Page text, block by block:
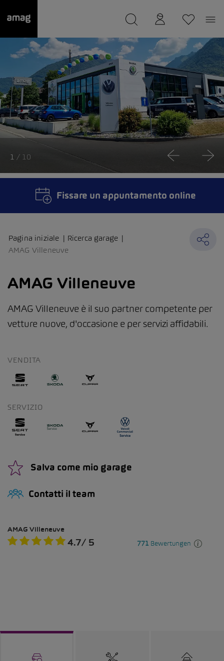
Il suo garage è stato salvato
Pagina iniziale
Ricerca garage
AMAG Villeneuve
AMAG Villeneuve
AMAG Villeneuve è il suo partner competente per
vetture nuove, d'occasione e per servizi affidabili.
VENDITA
SERVIZIO
Salva come mio garage
Contatti il team
1 / 10
Fissare un appuntamento online